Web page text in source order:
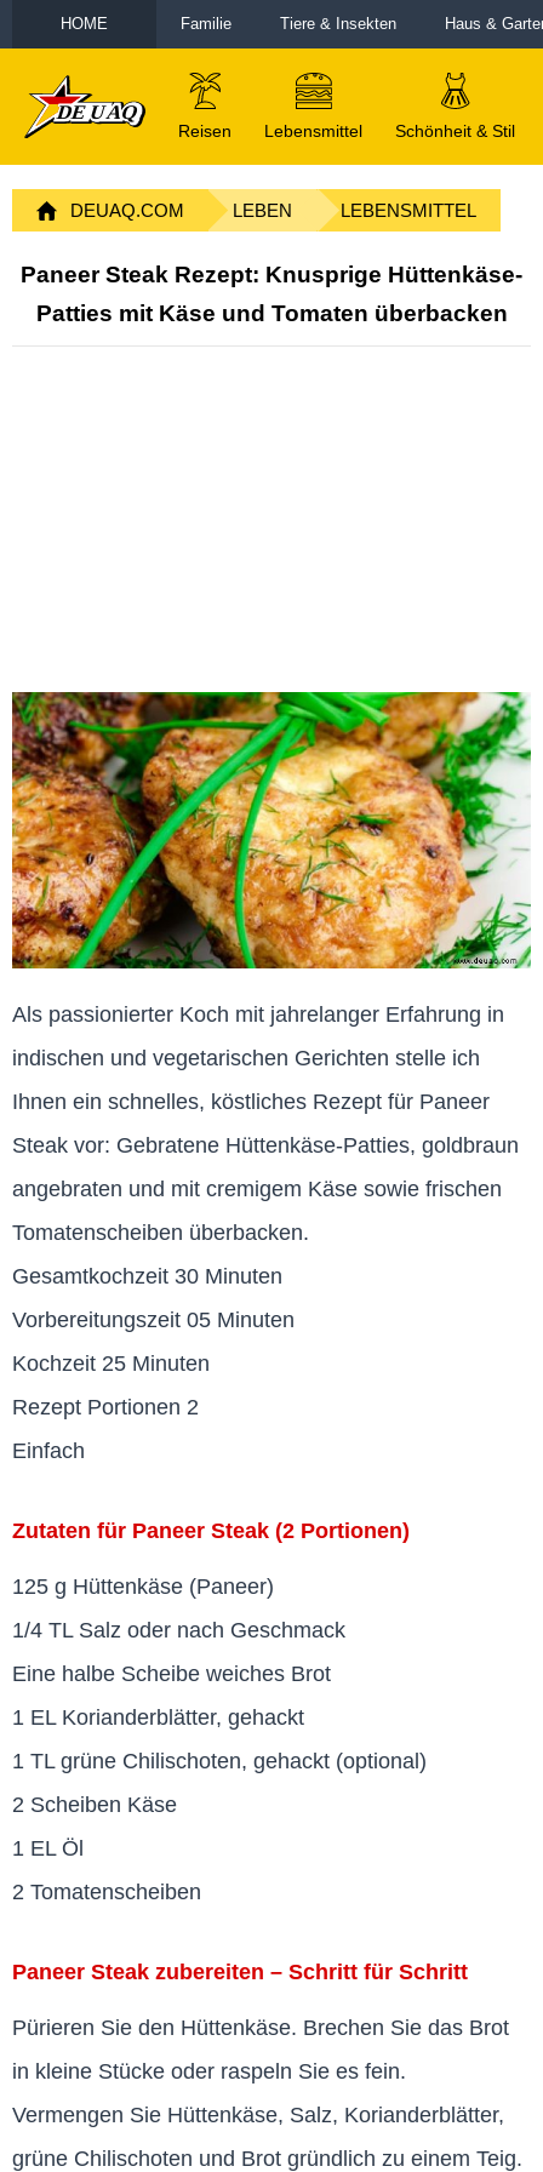
HOME Familie Tiere & Insekten Haus &
Reisen Lebensmittel Schönheit & Stil
DEUAQ.COM LEBEN LEBENSMITTEL
Paneer Steak Rezept: Knusprige Hüttenkäse-
Patties mit Käse und Tomaten überbacken
Als passionierter Koch mit jahrelanger Erfahrung in
indischen und vegetarischen Gerichten stelle ich
Ihnen ein schnelles, köstliches Rezept für Paneer
Steak vor: Gebratene Hüttenkäse-Patties, goldbraun
angebraten und mit cremigem Käse sowie frischen
Tomatenscheiben überbacken.
Gesamtkochzeit 30 Minuten
Vorbereitungszeit 05 Minuten
Kochzeit 25 Minuten
Rezept Portionen 2
Einfach
Zutaten für Paneer Steak (2 Portionen)
125 g Hüttenkäse (Paneer)
1/4 TL Salz oder nach Geschmack
Eine halbe Scheibe weiches Brot
1 EL Korianderblätter, gehackt
1 TL grüne Chilischoten, gehackt (optional)
2 Scheiben Käse
1 EL Öl
2 Tomatenscheiben
Paneer Steak zubereiten – Schritt für Schritt
Pürieren Sie den Hüttenkäse. Brechen Sie das Brot
in kleine Stücke oder raspeln Sie es fein.
Vermengen Sie Hüttenkäse, Salz, Korianderblätter,
grüne Chilischoten und Brot gründlich zu einem Teig.